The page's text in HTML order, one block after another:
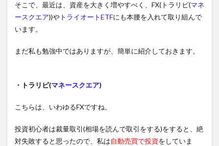
そこで、最近は、資産を大きく増やすべく、FX( トラリピ(マネ
ースクエア))や トライオートETFにも本腰を入れて取り組んで
います。
まだ私も勉強中ではありますが、簡単に紹介しておきます。
・トラリピ(マネースクエア)
こちらは、いわゆるFXですね。
投資初心者は裁量取引(相場を読んで取引をする)をすると、絶
対失敗すると思ったので、私は自動売買で投資をしていま